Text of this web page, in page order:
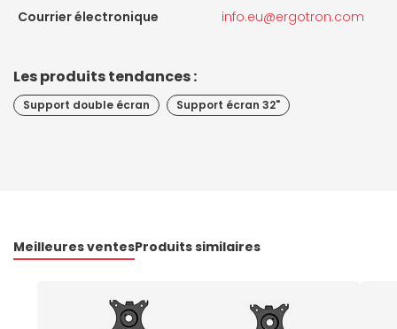
Courrier électronique
info.eu@ergotron.com
Les produits tendances :
Support double écran Support écran 32"
Meilleures ventesProduits similaires